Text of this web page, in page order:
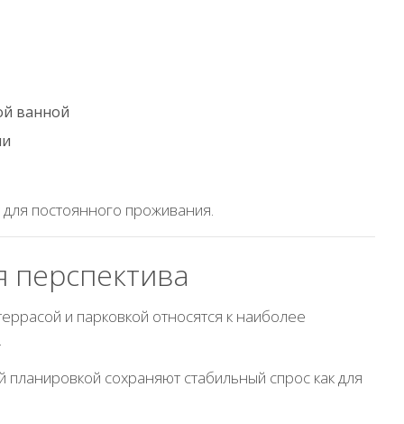
ванной
постоянного проживания.
и парковкой относятся к наиболее
сохраняют стабильный спрос как для